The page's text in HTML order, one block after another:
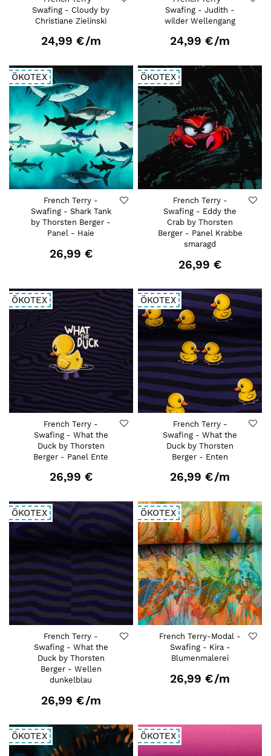
Swafing - Cloudy by
Christiane Zielinski
24,99 €/m
Swafing - Judith -
wilder Wellengang
24,99 €/m
ÖKOTEX
French Terry -
Swafing - Shark Tank
by Thorsten Berger -
Panel - Haie
26,99 €
ÖKOTEX
French Terry -
Swafing - Eddy the
Crab by Thorsten
Berger - Panel Krabbe
smaragd
26,99 €
ÖKOTEX
French Terry -
Swafing - What the
Duck by Thorsten
Berger - Panel Ente
26,99 €
ÖKOTEX
French Terry -
Swafing - What the
Duck by Thorsten
Berger - Enten
26,99 €/m
ÖKOTEX
French Terry -
Swafing - What the
Duck by Thorsten
Berger - Wellen
dunkelblau
26,99 €/m
ÖKOTEX
French Terry-Modal -
Swafing - Kira -
Blumenmalerei
26,99 €/m
ÖKOTEX ÖKOTEX